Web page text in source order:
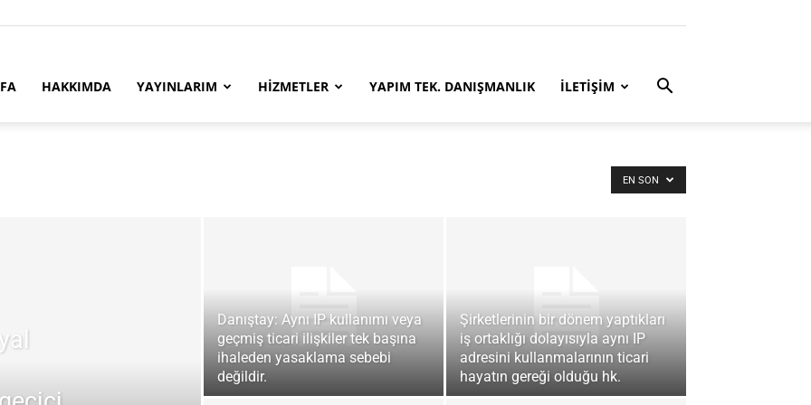
HAKKIMDA YAYINLARIM HİZMETLER YAPIM TEK. DANIŞMANLIK İLETİŞİM
EN SON
Danıştay: Aynı IP kullanımı veya
geçmiş ticari ilişkiler tek başına
ihaleden yasaklama sebebi
değildir.
Şirketlerinin bir dönem yaptıkları
iş ortaklığı dolayısıyla aynı IP
adresini kullanmalarının ticari
hayatın gereği olduğu hk.